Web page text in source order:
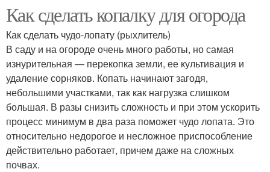
Как сделать копалку для огорода
Как сделать чудо-лопату (рыхлитель)
В саду и на огороде очень много работы, но самая
изнурительная — перекопка земли, ее культивация и
удаление сорняков. Копать начинают загодя,
небольшими участками, так как нагрузка слишком
большая. В разы снизить сложность и при этом ускорить
процесс минимум в два раза поможет чудо лопата. Это
относительно недорогое и несложное приспособление
действительно работает, причем даже на сложных
почвах.